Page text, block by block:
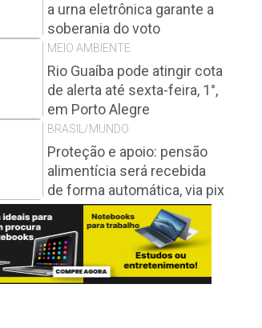
a urna eletrônica garante a
soberania do voto
MEIO AMBIENTE
Rio Guaíba pode atingir cota
de alerta até sexta-feira, 1°,
em Porto Alegre
BRASIL/MUNDO
Proteção e apoio: pensão
alimentícia será recebida
de forma automática, via pix